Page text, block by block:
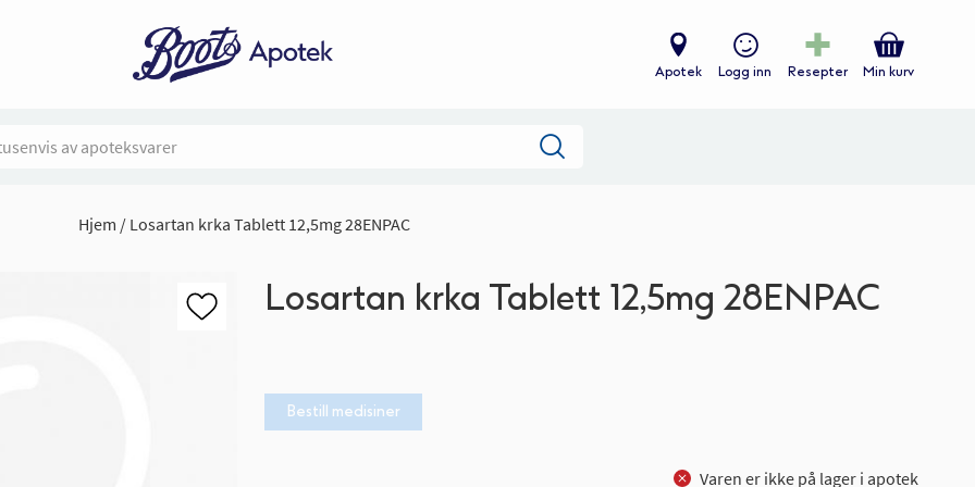
Apotek Logg inn Resepter Min kurv
Hjem Losartan krka Tablett 12,5mg 28ENPAC
Losartan krka Tablett 12,5mg 28ENPAC
Bestill medisiner
Varen er ikke på lager i apotek